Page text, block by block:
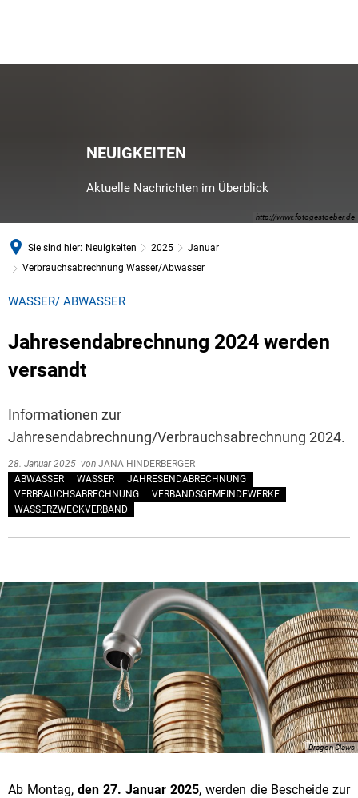
http://www.fotogestoeber.de
NEUIGKEITEN
Aktuelle Nachrichten im Überblick
Sie sind hier: Neuigkeiten 2025
Januar
Verbrauchsabrechnung Wasser/Abwasser
WASSER/ ABWASSER
Jahresendabrechnung 2024 werden
versandt
Informationen zur
Jahresendabrechnung/Verbrauchsabrechnung 2024.
28. Januar 2025 von JANA HINDERBERGER
ABWASSER
WASSER
JAHRESENDABRECHNUNG
VERBRAUCHSABRECHNUNG
VERBANDSGEMEINDEWERKE
WASSERZWECKVERBAND
Dragon Claws
Ab Montag, den 27. Januar 2025, werden die Bescheide zur